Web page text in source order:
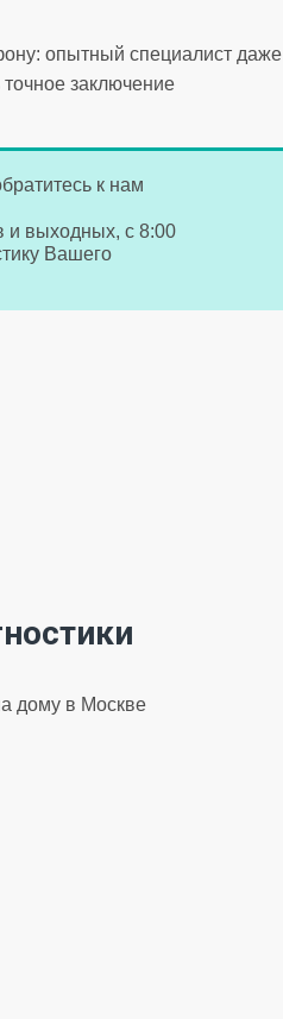
опытный специалист даже
заключение
к нам
и выходных, с 8:00
Вашего